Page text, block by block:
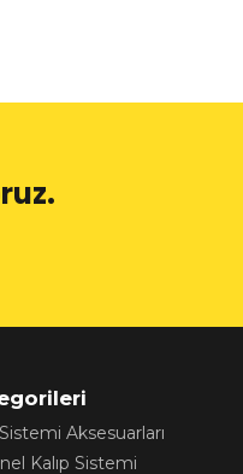
Aksesuarları
Kalıp Sistemi